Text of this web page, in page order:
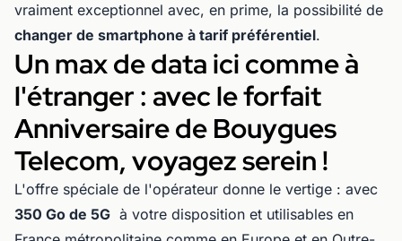
vraiment exceptionnel avec, en prime, la possibilité de
changer de smartphone à tarif préférentiel.
Un max de data ici comme à
l'étranger : avec le forfait
Anniversaire de Bouygues
Telecom, voyagez serein !
L'offre spéciale de l'opérateur donne le vertige : avec
350 Go de 5G à votre disposition et utilisables en